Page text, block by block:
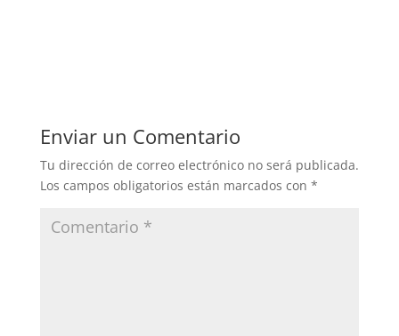
Enviar un Comentario
Tu dirección de correo electrónico no será publicada.
Los campos obligatorios están marcados con *